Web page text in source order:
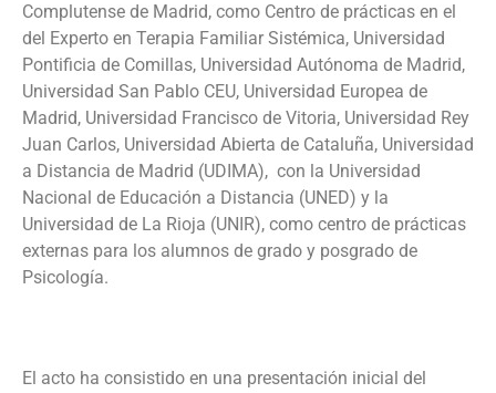
Complutense de Madrid, como Centro de prácticas en el
del Experto en Terapia Familiar Sistémica, Universidad
Pontificia de Comillas, Universidad Autónoma de Madrid,
Universidad San Pablo CEU, Universidad Europea de
Madrid, Universidad Francisco de Vitoria, Universidad Rey
Juan Carlos, Universidad Abierta de Cataluña, Universidad
a Distancia de Madrid (UDIMA), con la Universidad
Nacional de Educación a Distancia (UNED) y la
Universidad de La Rioja (UNIR), como centro de prácticas
externas para los alumnos de grado y posgrado de
Psicología.
El acto ha consistido en una presentación inicial del